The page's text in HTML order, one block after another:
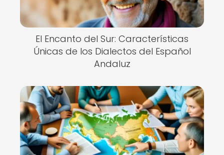
El Encanto del Sur: Características
Únicas de los Dialectos del Español
Andaluz